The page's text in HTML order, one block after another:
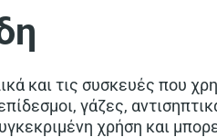
και τις συσκευές που
γάζες,
χρήση και